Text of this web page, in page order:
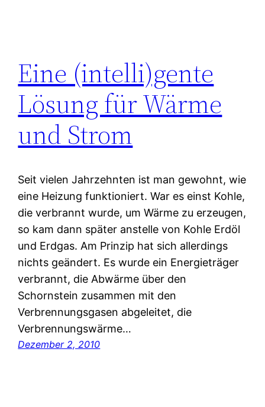
Eine (intelli)gente
Lösung für Wärme
und Strom
Seit vielen Jahrzehnten ist man gewohnt, wie
eine Heizung funktioniert. War es einst Kohle,
die verbrannt wurde, um Wärme zu erzeugen,
so kam dann später anstelle von Kohle Erdöl
und Erdgas. Am Prinzip hat sich allerdings
nichts geändert. Es wurde ein Energieträger
verbrannt, die Abwärme über den
Schornstein zusammen mit den
Verbrennungsgasen abgeleitet, die
Verbrennungswärme…
Dezember 2, 2010